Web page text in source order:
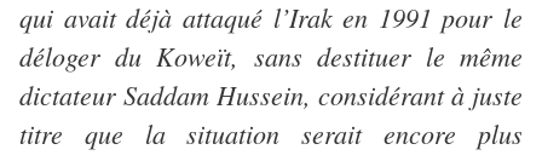
qui avait déjà attaqué l’Irak en 1991 pour le
déloger du Koweït, sans destituer le même
dictateur Saddam Hussein, considérant à juste
titre que la situation serait encore plus